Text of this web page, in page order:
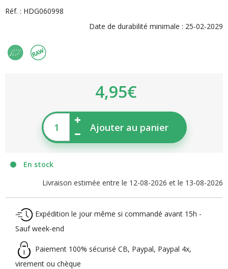
Réf. : HDG060998
Date de durabilité minimale : 25-02-2029
4,95€
Ajouter au panier
En stock
Livraison estimée entre le 12-08-2026 et le 13-08-2026
Expédition le jour même si commandé avant 15h -
Sauf week-end
Paiement 100% sécurisé CB, Paypal, Paypal 4x,
virement ou chèque